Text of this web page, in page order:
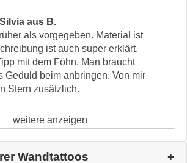
Silvia aus B.
als vorgegeben. Material ist
ist auch super erklärt.
mit dem Föhn. Man braucht
Geduld beim anbringen. Von mir
Stern zusätzlich.
weitere anzeigen
Wandtattoos